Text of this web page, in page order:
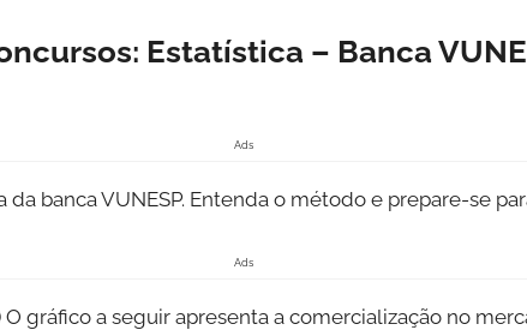
Estatística – Banca
Ads
banca VUNESP. Entenda o método e prepare-se
Ads
O gráfico a seguir apresenta a comercialização no